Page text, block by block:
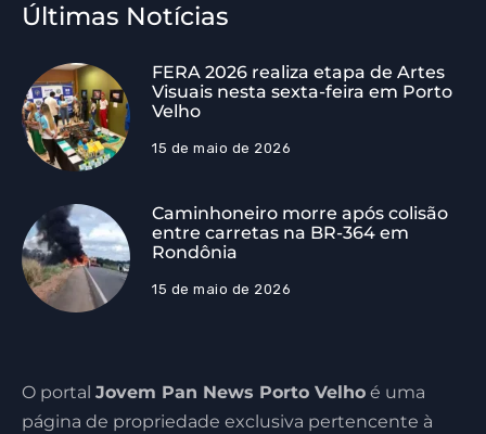
Últimas Notícias
FERA 2026 realiza etapa de Artes
Visuais nesta sexta-feira em Porto
Velho
15 de maio de 2026
Caminhoneiro morre após colisão
entre carretas na BR-364 em
Rondônia
15 de maio de 2026
O portal Jovem Pan News Porto Velho é uma
página de propriedade exclusiva pertencente à